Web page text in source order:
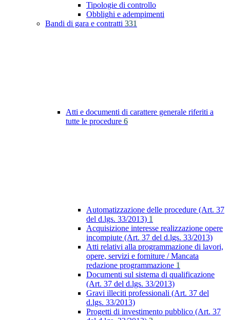
Tipologie di controllo
Obblighi e adempimenti
Bandi di gara e contratti 331
Atti e documenti di carattere generale riferiti a
tutte le procedure 6
Automatizzazione delle procedure (Art. 37
del d.lgs. 33/2013) 1
Acquisizione interesse realizzazione opere
incompiute (Art. 37 del d.lgs. 33/2013)
Atti relativi alla programmazione di lavori,
opere, servizi e forniture / Mancata
redazione programmazione 1
Documenti sul sistema di qualificazione
(Art. 37 del d.lgs. 33/2013)
Gravi illeciti professionali (Art. 37 del
d.lgs. 33/2013)
Progetti di investimento pubblico (Art. 37